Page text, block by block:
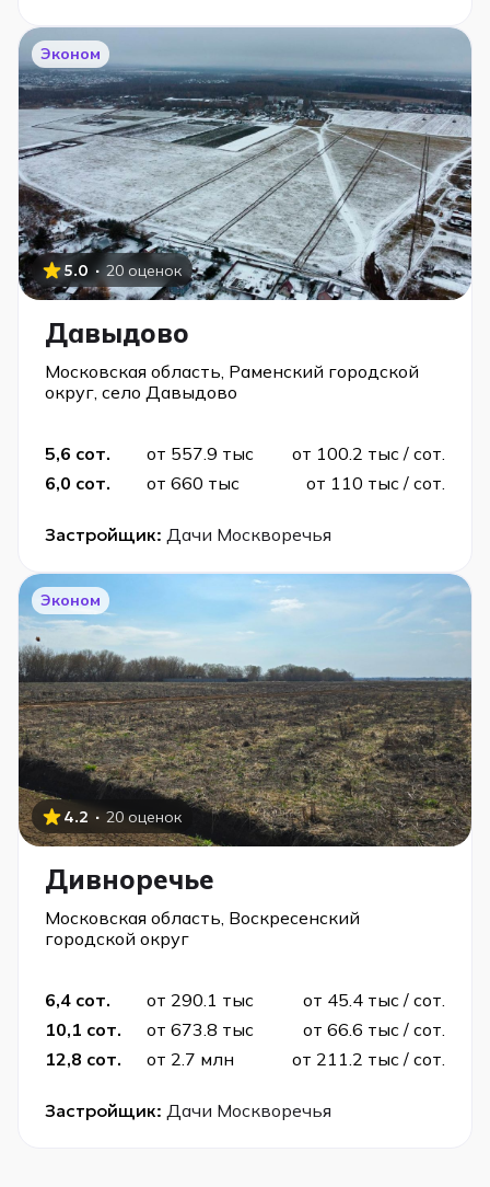
Эконом
5.0 · 20 оценок
Давыдово
Московская область, Раменский городской
округ, село Давыдово
5,6 сот. от 557.9 тыс
от 100.2 тыс / сот.
6,0 сот.
от 660 тыс от 110 тыс / сот.
Застройщик: Дачи Москворечья
Эконом
4.2 · 20 оценок
Дивноречье
Московская область, Воскресенский
городской округ
6,4 сот. от 290.1 тыс
от 45.4 тыс / сот.
10,1 сот.
от 673.8 тыс
от 66.6 тыс / сот.
12,8 сот.
от 2.7 млн от 211.2 тыс / сот.
Застройщик: Дачи Москворечья